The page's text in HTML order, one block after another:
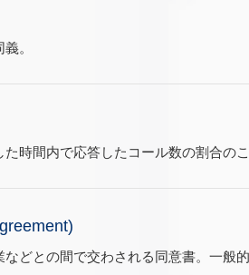
。
時間内で応答したコール数の割合のこ
どとの間で交わされる同意書。一般